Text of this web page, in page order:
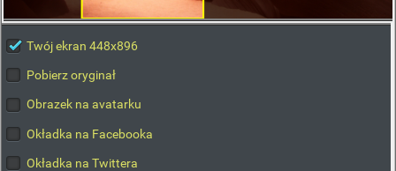
Twój ekran 448x896
Pobierz oryginał
Obrazek na avatarku
Okładka na Facebooka
Okładka na Twittera